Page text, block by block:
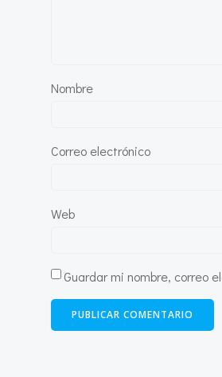
Nombre
Correo electrónico
Web
Guardar mi nombre, correo